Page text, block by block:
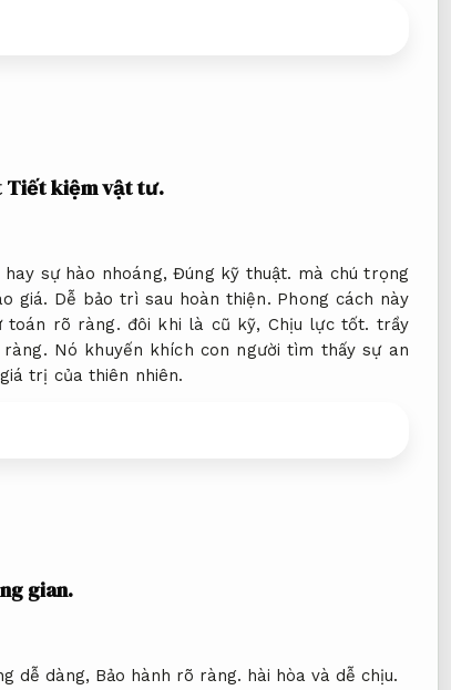
Tiết kiệm vật tư.
hay sự hào nhoáng,Đúng kỹ thuật. mà chú trọng
giá. Dễ bảo trì sau hoàn thiện. Phong cách này
toán rõ ràng. đôi khi là cũ kỹ, Chịu lực tốt. trầy
ràng. Nó khuyến khích con người tìm thấy sự an
trị của thiên nhiên.
gian.
dễ dàng, Bảo hành rõ ràng. hài hòa và dễ chịu.